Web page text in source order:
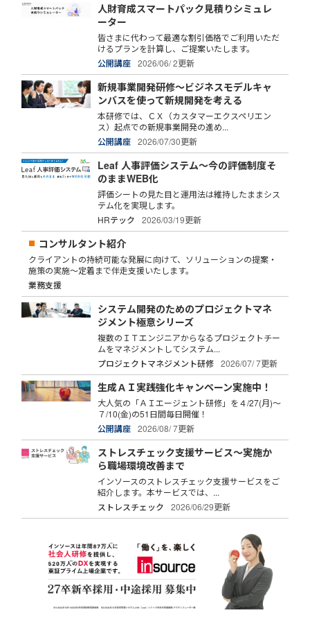
人財育成スマートパック見積りシミュレ
ーター
皆さまに代わって最適な割引価格でご利用いただ
けるプランを計算し、ご提案いたします。
公開講座
2026/06/ 2更新
新規事業開発研修～ビジネスモデルキャ
ンバスを使って新規開発を考える
本研修では、ＣＸ（カスタマーエクスペリエン
ス）起点での新規事業開発の進め...
公開講座
2026/07/30更新
Leaf 人事評価システム～今の評価制度そ
のままWEB化
評価シートの見た目と運用法は維持したままシス
テム化を実現します。
HRテック
2026/03/19更新
コンサルタント紹介
クライアントの持続可能な発展に向けて、ソリューションの提案・
施策の実施～定着まで伴走支援いたします。
業務支援
システム開発のためのプロジェクトマネ
ジメント極意シリーズ
複数のＩＴエンジニアからなるプロジェクトチー
ムをマネジメントしてシステム...
プロジェクトマネジメント研修
2026/07/ 7更新
生成ＡＩ実践強化キャンペーン実施中！
大人気の「ＡＩエージェント研修」を４/27(月)～
７/10(金)の51日間毎日開催！
公開講座
2026/08/ 7更新
ストレスチェック支援サービス～実施か
ら職場環境改善まで
インソースのストレスチェック支援サービスをご
紹介します。本サービスでは、...
ストレスチェック
2026/06/29更新